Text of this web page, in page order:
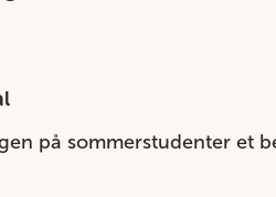
på sommerstudenter et